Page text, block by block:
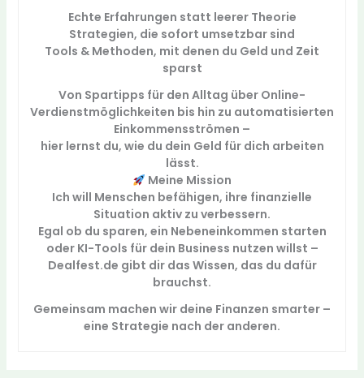
Echte Erfahrungen statt leerer Theorie
Strategien, die sofort umsetzbar sind
Tools & Methoden, mit denen du Geld und Zeit
sparst
Von Spartipps für den Alltag über Online-
Verdienstmöglichkeiten bis hin zu automatisierten
Einkommensströmen –
hier lernst du, wie du dein Geld für dich arbeiten
lässt.
Meine Mission
Ich will Menschen befähigen, ihre finanzielle
Situation aktiv zu verbessern.
Egal ob du sparen, ein Nebeneinkommen starten
oder KI-Tools für dein Business nutzen willst –
Dealfest.de gibt dir das Wissen, das du dafür
brauchst.
Gemeinsam machen wir deine Finanzen smarter –
eine Strategie nach der anderen.